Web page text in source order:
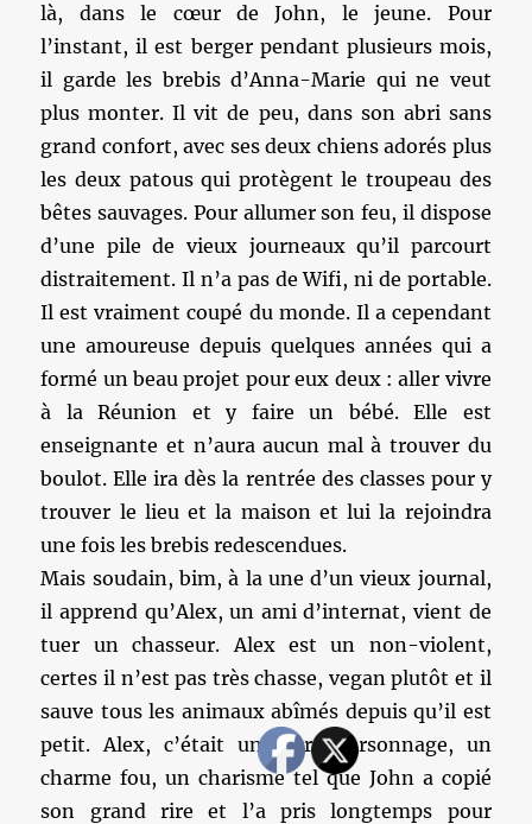
là, dans le cœur de John, le jeune. Pour
l’instant, il est berger pendant plusieurs mois,
il garde les brebis d’Anna-Marie qui ne veut
plus monter. Il vit de peu, dans son abri sans
grand confort, avec ses deux chiens adorés plus
les deux patous qui protègent le troupeau des
bêtes sauvages. Pour allumer son feu, il dispose
d’une pile de vieux journeaux qu’il parcourt
distraitement. Il n’a pas de Wifi, ni de portable.
Il est vraiment coupé du monde. Il a cependant
une amoureuse depuis quelques années qui a
formé un beau projet pour eux deux : aller vivre
à la Réunion et y faire un bébé. Elle est
enseignante et n’aura aucun mal à trouver du
boulot. Elle ira dès la rentrée des classes pour y
trouver le lieu et la maison et lui la rejoindra
une fois les brebis redescendues.
Mais soudain, bim, à la une d’un vieux journal,
il apprend qu’Alex, un ami d’internat, vient de
tuer un chasseur. Alex est un non-violent,
certes il n’est pas très chasse, vegan plutôt et il
sauve tous les animaux abîmés depuis qu’il est
petit. Alex, c’était un sacré personnage, un
charme fou, un charisme tel que John a copié
son grand rire et l’a pris longtemps pour